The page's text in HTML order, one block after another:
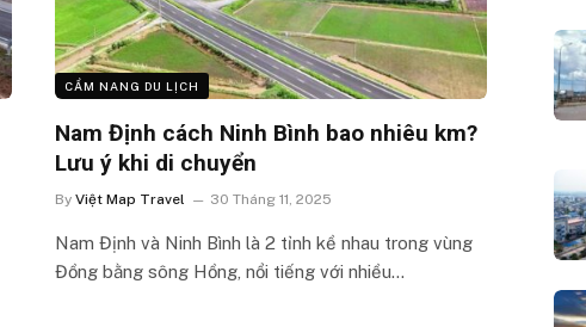
CẨM NANG DU LỊCH
Nam Định cách Ninh Bình bao nhiêu km?
Lưu ý khi di chuyển
By Việt Map Travel 30 Tháng 11, 2025
Nam Định và Ninh Bình là 2 tỉnh kề nhau trong vùng
Đồng bằng sông Hồng, nổi tiếng với nhiều…